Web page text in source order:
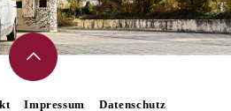
Impressum Datenschutz